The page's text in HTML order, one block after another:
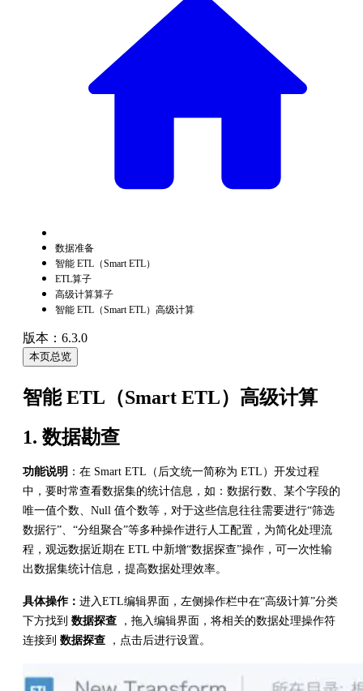
数据准备
智能 ETL（Smart ETL）
ETL算子
高级计算算子
智能 ETL（Smart ETL）高级计算
版本：6.3.0
本页总览
智能 ETL（Smart ETL）高级计算
1. 数据勘查
功能说明 ：在 Smart ETL（后文统一简称为 ETL）开发过程
中，要时常查看数据集的统计信息，如：数据行数、某个字段的
唯一值个数、Null 值个数等，对于这些信息往往需要进行“筛选
数据行”、“分组聚合”等多种操作进行人工配置，为简化处理流
程，观远数据近期在 ETL 中新增“数据探查”操作，可一次性输
出数据集统计信息，提高数据处理效率。
具体操作： 进入ETL编辑界面，左侧操作栏中在“高级计算”分类
下方找到 数据探查 ，拖入编辑界面，将相关的数据处理操作符
连接到 数据探查 ，点击后进行设置。